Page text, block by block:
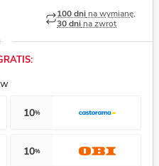
100 dni na wymianę,
30 dni na zwrot
10%
10%